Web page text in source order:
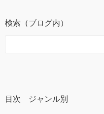
検索（ブログ内）
目次 ジャンル別